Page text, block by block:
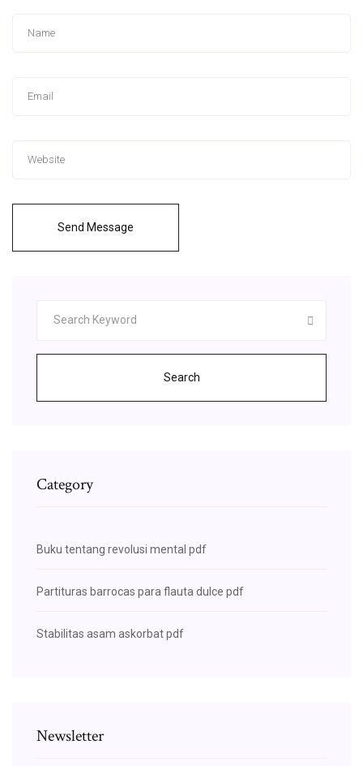
Send Message
Search
Category
Buku tentang revolusi mental pdf
Partituras barrocas para flauta dulce pdf
Stabilitas asam askorbat pdf
Newsletter